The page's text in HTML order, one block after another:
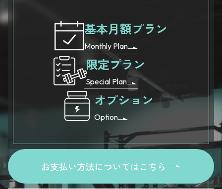
基本月額プラン
Monthly Plan
限定プラン
Special Plan
オプション
Option
お支払い方法についてはこちら